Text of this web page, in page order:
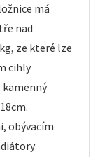
má
nad
ze které lze
cihly
obývacím